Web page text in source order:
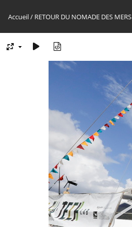
Accueil/ RETOUR DU NOMADE DES